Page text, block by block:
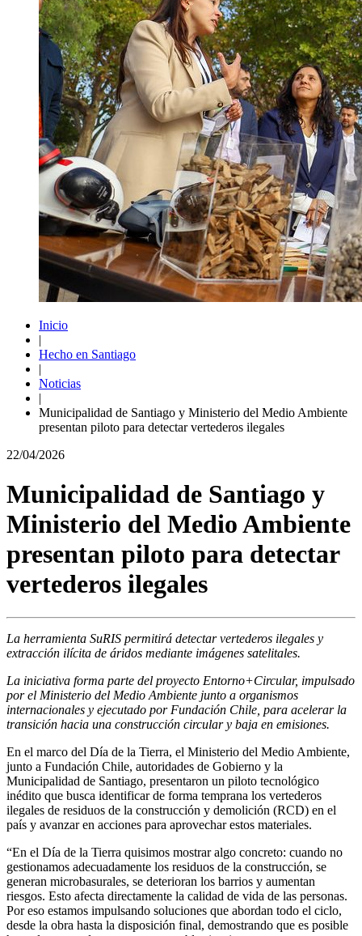
Inicio
|
Hecho en Santiago
|
Noticias
|
Municipalidad de Santiago y Ministerio del Medio Ambiente
presentan piloto para detectar vertederos ilegales
22/04/2026
Municipalidad de Santiago y
Ministerio del Medio Ambiente
presentan piloto para detectar
vertederos ilegales
La herramienta SuRIS permitirá detectar vertederos ilegales y
extracción ilícita de áridos mediante imágenes satelitales.
La iniciativa forma parte del proyecto Entorno+Circular, impulsado
por el Ministerio del Medio Ambiente junto a organismos
internacionales y ejecutado por Fundación Chile, para acelerar la
transición hacia una construcción circular y baja en emisiones.
En el marco del Día de la Tierra, el Ministerio del Medio Ambiente,
junto a Fundación Chile, autoridades de Gobierno y la
Municipalidad de Santiago, presentaron un piloto tecnológico
inédito que busca identificar de forma temprana los vertederos
ilegales de residuos de la construcción y demolición (RCD) en el
país y avanzar en acciones para aprovechar estos materiales.
“En el Día de la Tierra quisimos mostrar algo concreto: cuando no
gestionamos adecuadamente los residuos de la construcción, se
generan microbasurales, se deterioran los barrios y aumentan
riesgos. Esto afecta directamente la calidad de vida de las personas.
Por eso estamos impulsando soluciones que abordan todo el ciclo,
desde la obra hasta la disposición final, demostrando que es posible